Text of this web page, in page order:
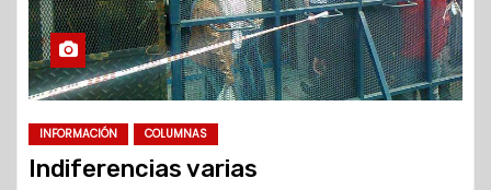
INFORMACIÓN COLUMNAS
Indiferencias varias